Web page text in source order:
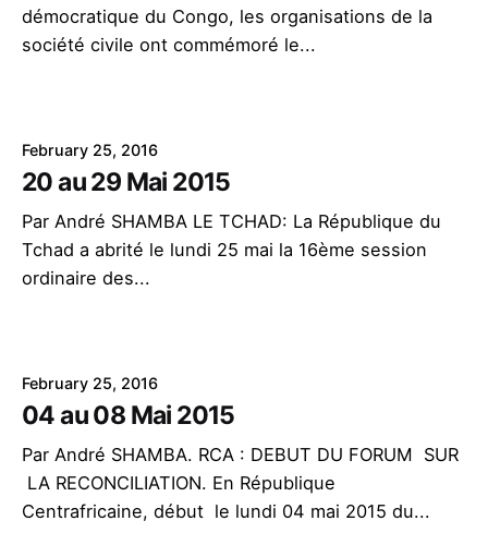
démocratique du Congo, les organisations de la
société civile ont commémoré le...
February 25, 2016
20 au 29 Mai 2015
Par André SHAMBA LE TCHAD: La République du
Tchad a abrité le lundi 25 mai la 16ème session
ordinaire des...
February 25, 2016
04 au 08 Mai 2015
Par André SHAMBA. RCA : DEBUT DU FORUM SUR
LA RECONCILIATION. En République
Centrafricaine, début le lundi 04 mai 2015 du...